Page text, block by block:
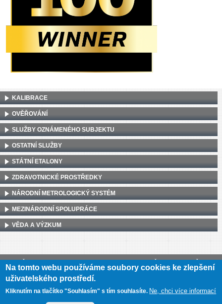
KALIBRACE
OVĚŘOVÁNÍ
SLUŽBY OZNÁMENÉHO SUBJEKTU
OSTATNÍ SLUŽBY
STÁTNÍ ETALONY
ZDRAVOTNICKÉ PROSTŘEDKY
NÁRODNÍ METROLOGICKÝ SYSTÉM
MEZINÁRODNÍ SPOLUPRÁCE
VĚDA A VÝZKUM
CZ00177016
Mapa webu Prohlášení o přístupnosti
Na tomto webu používáme soubory cookies ke zlepšení
uživatelského prostředí.
Kliknutím na tlačítko "Souhlasím" s tím souhlasíte. Ne, chci více informací